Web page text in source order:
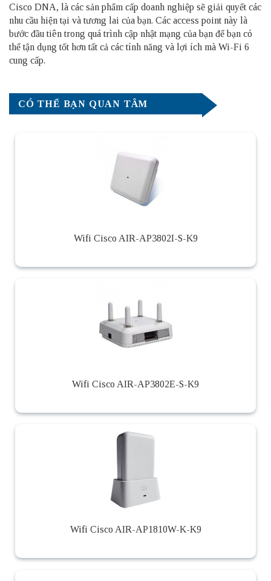
Cisco DNA, là các sản phẩm cấp doanh nghiệp sẽ giải quyết các
nhu cầu hiện tại và tương lai của bạn. Các access point này là
bước đầu tiên trong quá trình cập nhật mạng của bạn để bạn có
thể tận dụng tốt hơn tất cả các tính năng và lợi ích mà Wi-Fi 6
cung cấp.
CÓ THỂ BẠN QUAN TÂM
Wifi Cisco AIR-AP3802I-S-K9
Wifi Cisco AIR-AP3802E-S-K9
Wifi Cisco AIR-AP1810W-K-K9